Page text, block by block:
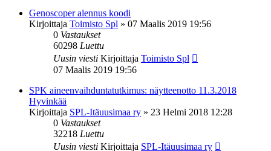
Genoscoper alennus koodi
Kirjoittaja Toimisto Spl » 07 Maalis 2019 19:56
0 Vastaukset
60298 Luettu
Uusin viesti Kirjoittaja Toimisto Spl
07 Maalis 2019 19:56
SPK aineenvaihduntatutkimus: näytteenotto 11.3.2018
Hyvinkää
Kirjoittaja SPL-Itäuusimaa ry » 23 Helmi 2018 12:28
0 Vastaukset
32218 Luettu
Uusin viesti Kirjoittaja SPL-Itäuusimaa ry